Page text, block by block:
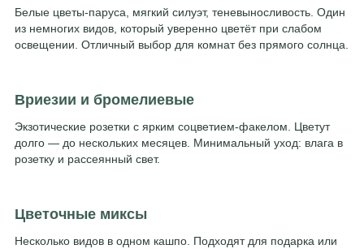
Белые цветы-паруса, мягкий силуэт, теневыносливость. Один
из немногих видов, который уверенно цветёт при слабом
освещении. Отличный выбор для комнат без прямого солнца.
Вриезии и бромелиевые
Экзотические розетки с ярким соцветием-факелом. Цветут
долго — до нескольких месяцев. Минимальный уход: влага в
розетку и рассеянный свет.
Цветочные миксы
Несколько видов в одном кашпо. Подходят для подарка или